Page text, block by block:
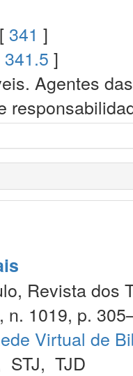
341 ]
341.5 ]
Agentes
Revista dos
n. 1019, p.
Virtual de
STJ, TJD